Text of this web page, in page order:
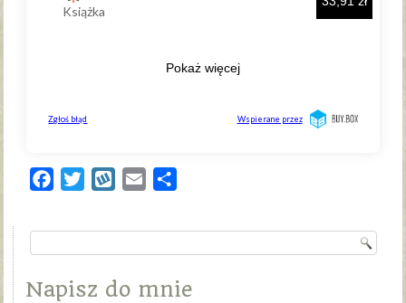
FacebookTwitterWykopEmail
Napisz do mnie